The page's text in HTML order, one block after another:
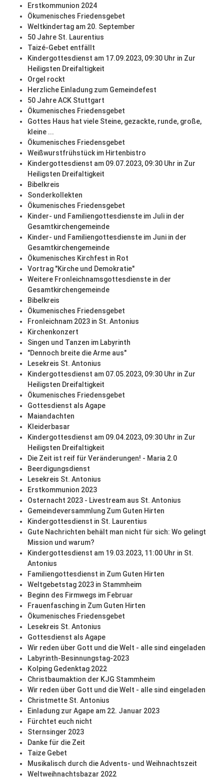
Erstkommunion 2024
Ökumenisches Friedensgebet
Weltkindertag am 20. September
50 Jahre St. Laurentius
Taizé-Gebet entfällt
Kindergottesdienst am 17.09.2023, 09:30 Uhr in Zur
Heiligsten Dreifaltigkeit
Orgel rockt
Herzliche Einladung zum Gemeindefest
50 Jahre ACK Stuttgart
Ökumenisches Friedensgebet
Gottes Haus hat viele Steine, gezackte, runde, große,
kleine ...
Ökumenisches Friedensgebet
Weißwurstfrühstück im Hirtenbistro
Kindergottesdienst am 09.07.2023, 09:30 Uhr in Zur
Heiligsten Dreifaltigkeit
Bibelkreis
Sonderkollekten
Ökumenisches Friedensgebet
Kinder- und Familiengottesdienste im Juli in der
Gesamtkirchengemeinde
Kinder- und Familiengottesdienste im Juni in der
Gesamtkirchengemeinde
Ökumenisches Kirchfest in Rot
Vortrag "Kirche und Demokratie"
Weitere Fronleichnamsgottesdienste in der
Gesamtkirchengemeinde
Bibelkreis
Ökumenisches Friedensgebet
Fronleichnam 2023 in St. Antonius
Kirchenkonzert
Singen und Tanzen im Labyrinth
"Dennoch breite die Arme aus"
Lesekreis St. Antonius
Kindergottesdienst am 07.05.2023, 09:30 Uhr in Zur
Heiligsten Dreifaltigkeit
Ökumenisches Friedensgebet
Gottesdienst als Agape
Maiandachten
Kleiderbasar
Kindergottesdienst am 09.04.2023, 09:30 Uhr in Zur
Heiligsten Dreifaltigkeit
Die Zeit ist reif für Veränderungen! - Maria 2.0
Beerdigungsdienst
Lesekreis St. Antonius
Erstkommunion 2023
Osternacht 2023 - Livestream aus St. Antonius
Gemeindeversammlung Zum Guten Hirten
Kindergottesdienst in St. Laurentius
Gute Nachrichten behält man nicht für sich: Wo gelingt
Mission und warum?
Kindergottesdienst am 19.03.2023, 11:00 Uhr in St.
Antonius
Familiengottesdienst in Zum Guten Hirten
Weltgebetstag 2023 in Stammheim
Beginn des Firmwegs im Februar
Frauenfasching in Zum Guten Hirten
Ökumenisches Friedensgebet
Lesekreis St. Antonius
Gottesdienst als Agape
Wir reden über Gott und die Welt - alle sind eingeladen
Labyrinth-Besinnungstag-2023
Kolping Gedenktag 2022
Christbaumaktion der KJG Stammheim
Wir reden über Gott und die Welt - alle sind eingeladen
Christmette St. Antonius
Einladung zur Agape am 22. Januar 2023
Fürchtet euch nicht
Sternsinger 2023
Danke für die Zeit
Taize Gebet
Musikalisch durch die Advents- und Weihnachtszeit
Weltweihnachtsbazar 2022